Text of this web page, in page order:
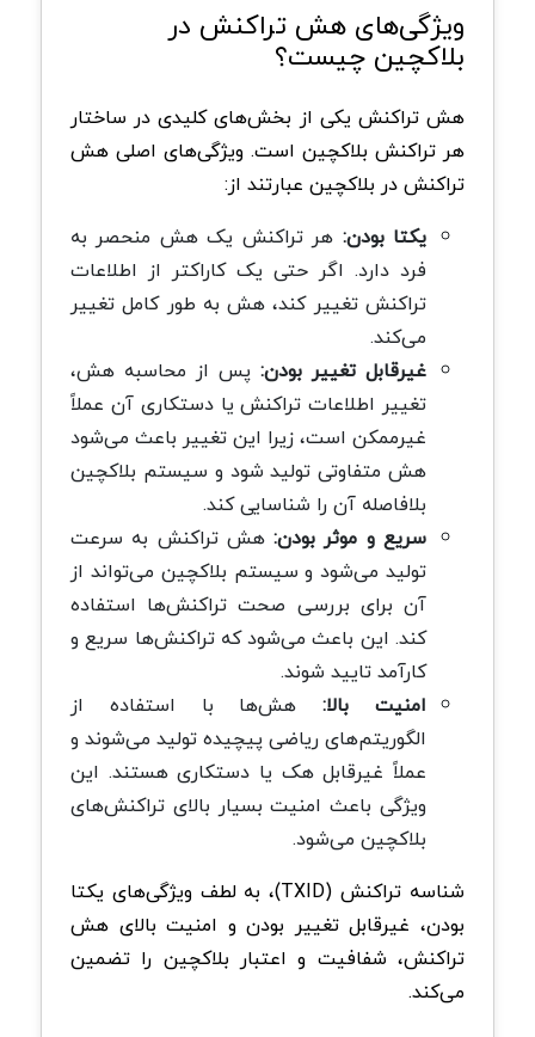
ویژگی‌های هش تراکنش در
بلاکچین چیست؟
هش تراکنش یکی از بخش‌های کلیدی در ساختار
هر تراکنش بلاکچین است. ویژگی‌های اصلی هش
تراکنش در بلاکچین عبارتند از:
یکتا بودن: هر تراکنش یک هش منحصر به‌
فرد دارد. اگر حتی یک کاراکتر از اطلاعات
تراکنش تغییر کند، هش به طور کامل تغییر
می‌کند.
غیرقابل تغییر بودن: پس از محاسبه هش،
تغییر اطلاعات تراکنش یا دستکاری آن عملاً
غیرممکن است، زیرا این تغییر باعث می‌شود
هش متفاوتی تولید شود و سیستم بلاکچین
بلافاصله آن را شناسایی کند.
سریع و موثر بودن:هش تراکنش به سرعت
تولید می‌شود و سیستم بلاکچین می‌تواند از
آن برای بررسی صحت تراکنش‌ها استفاده
کند. این باعث می‌شود که تراکنش‌ها سریع و
کارآمد تایید شوند.
امنیت بالا: هش‌ها با استفاده از
الگوریتم‌های ریاضی پیچیده تولید می‌شوند و
عملاً غیرقابل هک یا دستکاری هستند. این
ویژگی باعث امنیت بسیار بالای تراکنش‌های
بلاکچین می‌شود.
شناسه تراکنش (TXID)، به لطف ویژگی‌های یکتا
بودن، غیرقابل تغییر بودن و امنیت بالای هش
تراکنش، شفافیت و اعتبار بلاکچین را تضمین
می‌کند.